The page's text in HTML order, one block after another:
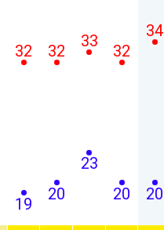
19
32
20
32
23
33
20
32
20
34